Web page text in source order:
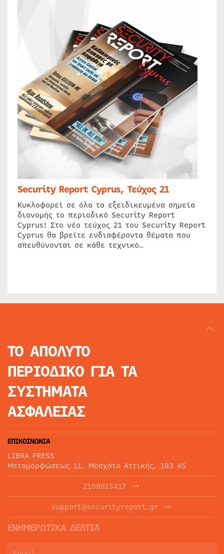
Security Report Cyprus, Τεύχος 21
Κυκλοφορεί σε όλα τα εξειδικευμένα σημεία
διανομής το περιοδικό Security Report
Cyprus! Στο νέο τεύχος 21 του Security Report
Cyprus θα βρείτε ενδιαφέροντα θέματα που
απευθύνονται σε κάθε τεχνικό…
ΤΟ ΑΠΟΛΥΤΟ
ΠΕΡΙΟΔΙΚΟ ΓΙΑ ΤΑ
ΣΥΣΤΗΜΑΤΑ
ΑΣΦΑΛΕΙΑΣ
ΕΠΙΚΟΙΝΩΝΙΑ
LIBRA PRESS
Μεταμορφώσεως 11, Μοσχάτο Αττικής, 183 45
2108815417
support@securityreport.gr
ΕΝΗΜΕΡΩΤΙΚΑ ΔΕΛΤΙΑ